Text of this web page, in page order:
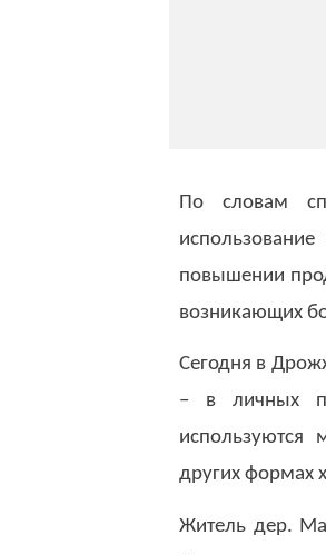
По словам
повышении
возникающих
Сегодня в
– в личных
используются
других формах
Житель дер.